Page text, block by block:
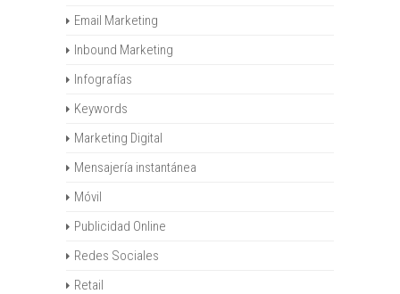
Email Marketing
Inbound Marketing
Infografías
Keywords
Marketing Digital
Mensajería instantánea
Móvil
Publicidad Online
Redes Sociales
Retail